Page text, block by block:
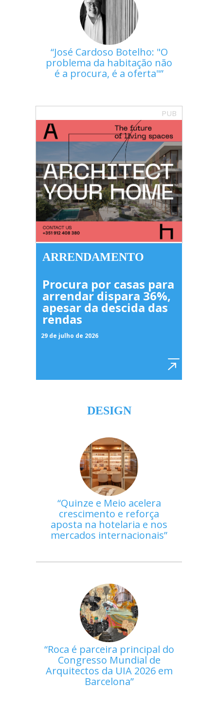
José Cardoso Botelho: "O
problema da habitação não
é a procura, é a oferta"
PUB
ARRENDAMENTO
Procura por casas para
arrendar dispara 36%,
apesar da descida das
rendas
29 de julho de 2026
DESIGN
Quinze e Meio acelera
crescimento e reforça
aposta na hotelaria e nos
mercados internacionais
Roca é parceira principal do
Congresso Mundial de
Arquitectos da UIA 2026 em
Barcelona